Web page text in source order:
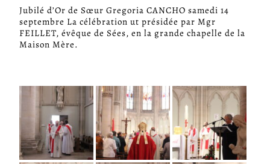
Jubilé d’Or de Sœur Gregoria CANCHO samedi 14
septembre La célébration ut présidée par Mgr
FEILLET, évêque de Sées, en la grande chapelle de la
Maison Mère.